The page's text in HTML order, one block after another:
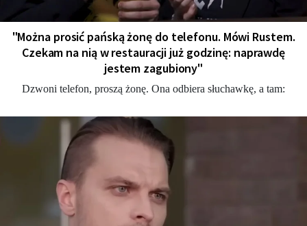
"Można prosić pańską żonę do telefonu. Mówi Rustem.
Czekam na nią w restauracji już godzinę: naprawdę
jestem zagubiony"
Dzwoni telefon, proszą żonę. Ona odbiera słuchawkę, a tam: